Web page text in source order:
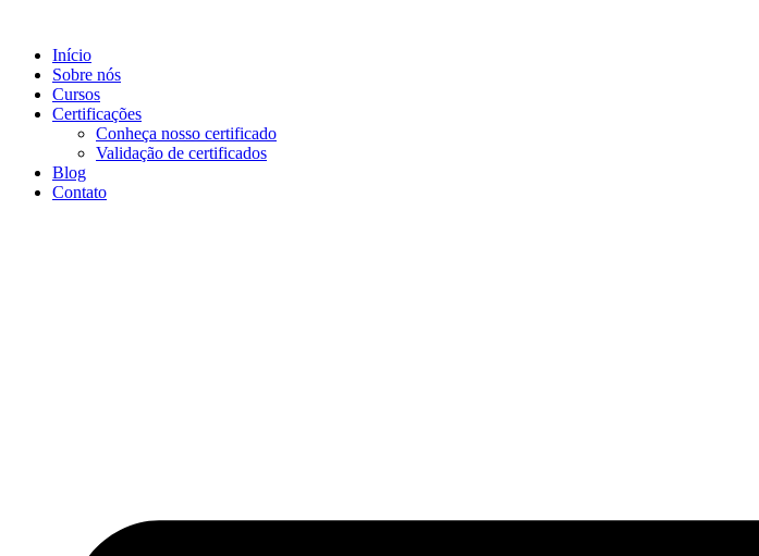
conteúdo
Início
Sobre nós
Cursos
Certificações
Conheça nosso certificado
Validação de certificados
Blog
Contato